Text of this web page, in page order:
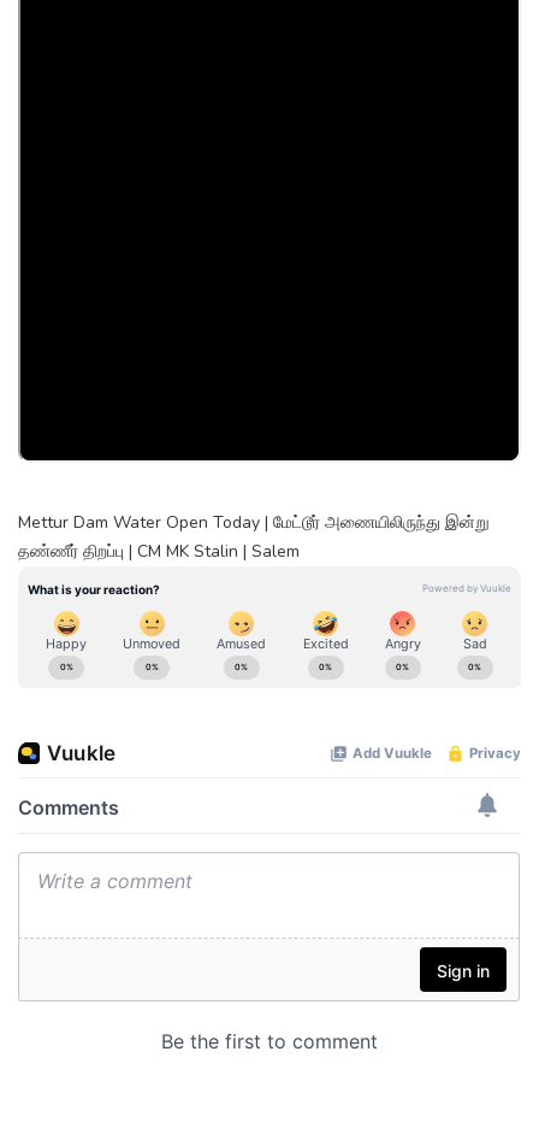
Mettur Dam Water Open Today | மேட்டூர் அணையிலிருந்து இன்று
தண்ணீர் திறப்பு | CM MK Stalin | Salem